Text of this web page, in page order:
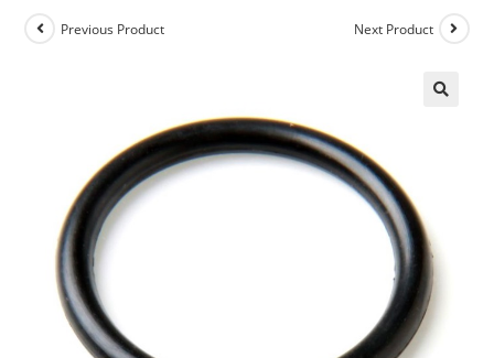
Previous Product Next Product